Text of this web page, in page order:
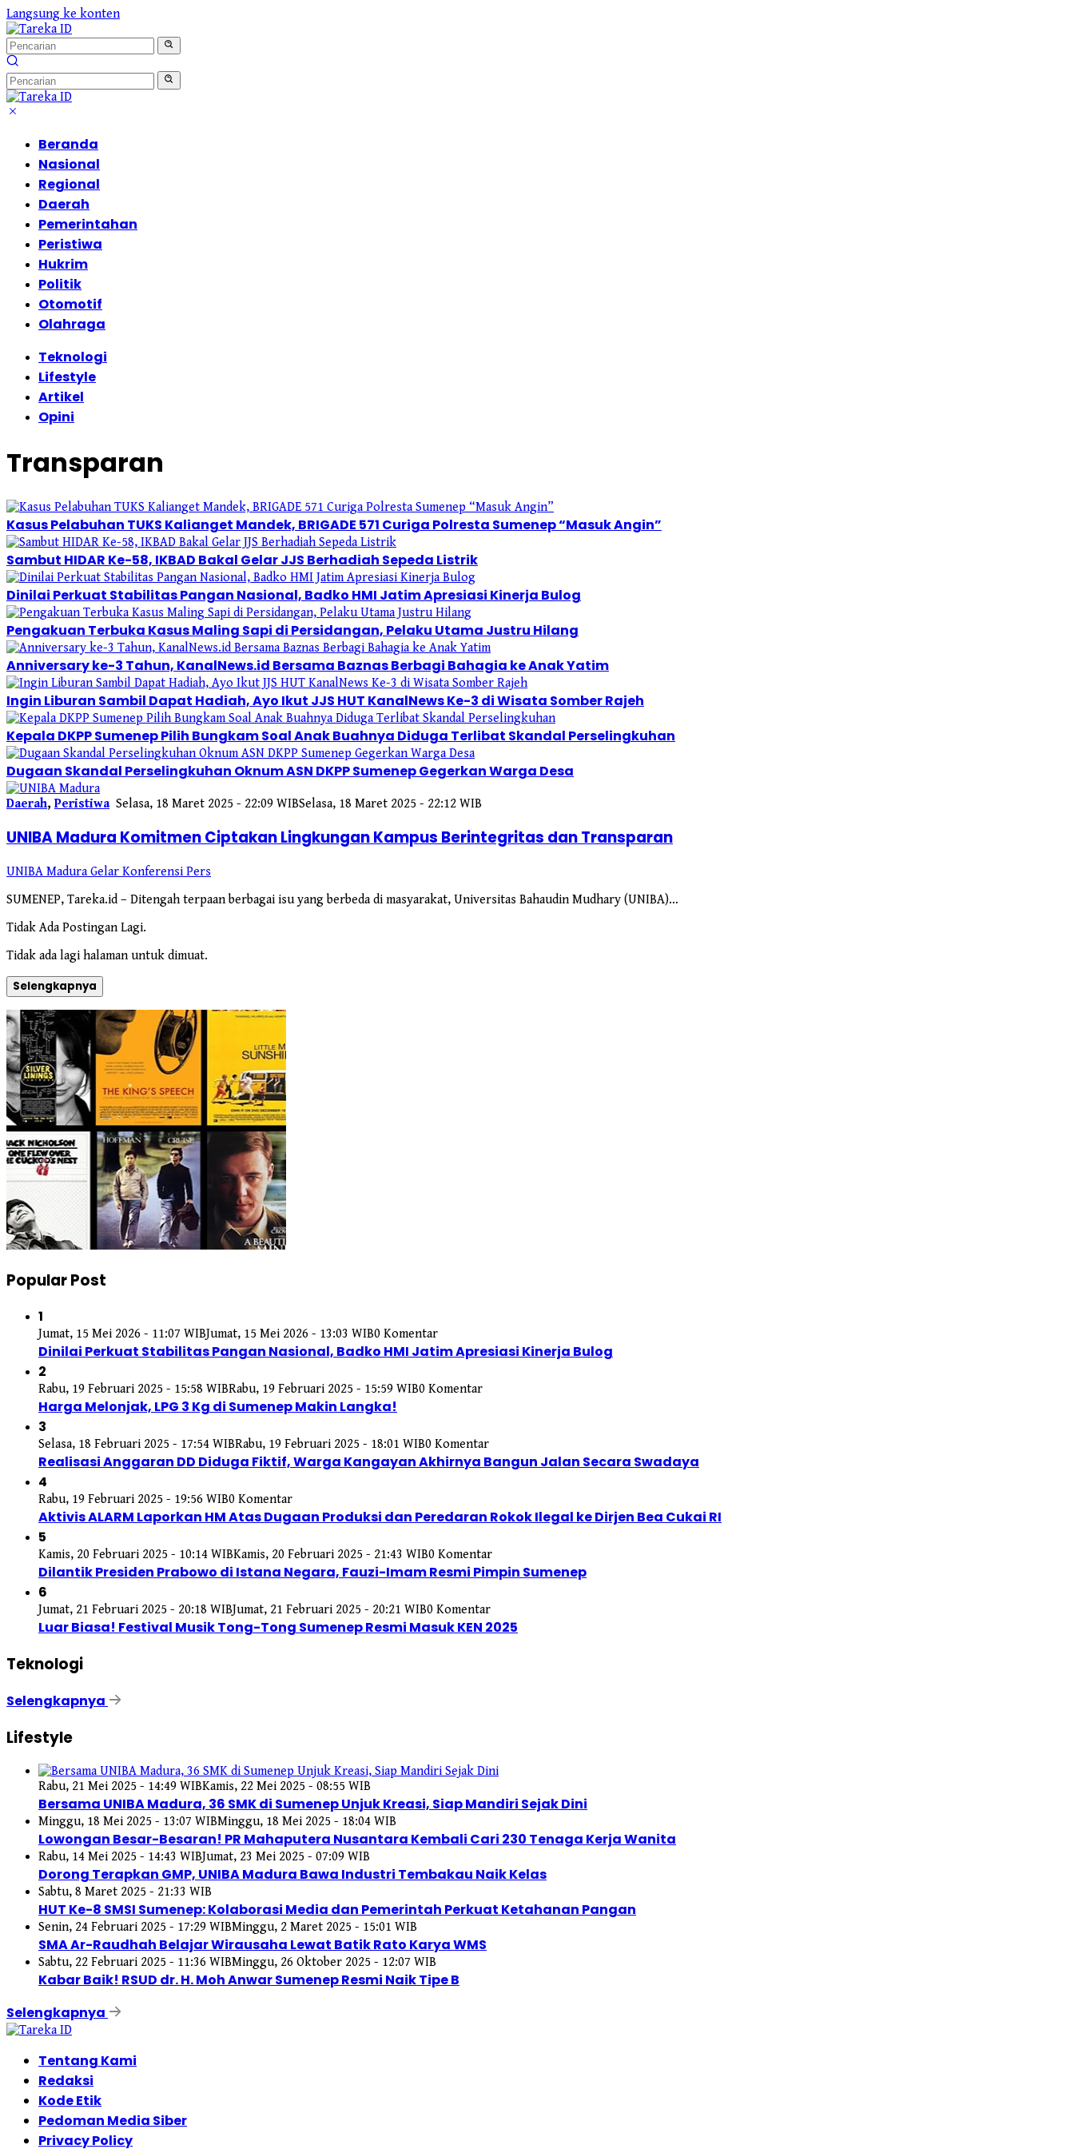
Langsung ke konten
Beranda
Nasional
Regional
Daerah
Pemerintahan
Peristiwa
Hukrim
Politik
Otomotif
Olahraga
Teknologi
Lifestyle
Artikel
Opini
Transparan
Kasus Pelabuhan TUKS Kalianget Mandek, BRIGADE 571 Curiga Polresta Sumenep “Masuk Angin”
Sambut HIDAR Ke-58, IKBAD Bakal Gelar JJS Berhadiah Sepeda Listrik
Dinilai Perkuat Stabilitas Pangan Nasional, Badko HMI Jatim Apresiasi Kinerja Bulog
Pengakuan Terbuka Kasus Maling Sapi di Persidangan, Pelaku Utama Justru Hilang
Anniversary ke-3 Tahun, KanalNews.id Bersama Baznas Berbagi Bahagia ke Anak Yatim
Ingin Liburan Sambil Dapat Hadiah, Ayo Ikut JJS HUT KanalNews Ke-3 di Wisata Somber Rajeh
Kepala DKPP Sumenep Pilih Bungkam Soal Anak Buahnya Diduga Terlibat Skandal Perselingkuhan
Dugaan Skandal Perselingkuhan Oknum ASN DKPP Sumenep Gegerkan Warga Desa
Daerah, Peristiwa Selasa, 18 Maret 2025 - 22:09 WIBSelasa, 18 Maret 2025 - 22:12 WIB
UNIBA Madura Komitmen Ciptakan Lingkungan Kampus Berintegritas dan Transparan
UNIBA Madura Gelar Konferensi Pers
SUMENEP, Tareka.id – Ditengah terpaan berbagai isu yang berbeda di masyarakat, Universitas Bahaudin Mudhary (UNIBA)…
Tidak Ada Postingan Lagi.
Tidak ada lagi halaman untuk dimuat.
Selengkapnya
Popular Post
1
Jumat, 15 Mei 2026 - 11:07 WIBJumat, 15 Mei 2026 - 13:03 WIB0 Komentar
Dinilai Perkuat Stabilitas Pangan Nasional, Badko HMI Jatim Apresiasi Kinerja Bulog
2
Rabu, 19 Februari 2025 - 15:58 WIBRabu, 19 Februari 2025 - 15:59 WIB0 Komentar
Harga Melonjak, LPG 3 Kg di Sumenep Makin Langka!
3
Selasa, 18 Februari 2025 - 17:54 WIBRabu, 19 Februari 2025 - 18:01 WIB0 Komentar
Realisasi Anggaran DD Diduga Fiktif, Warga Kangayan Akhirnya Bangun Jalan Secara Swadaya
4
Rabu, 19 Februari 2025 - 19:56 WIB0 Komentar
Aktivis ALARM Laporkan HM Atas Dugaan Produksi dan Peredaran Rokok Ilegal ke Dirjen Bea Cukai RI
5
Kamis, 20 Februari 2025 - 10:14 WIBKamis, 20 Februari 2025 - 21:43 WIB0 Komentar
Dilantik Presiden Prabowo di Istana Negara, Fauzi-Imam Resmi Pimpin Sumenep
6
Jumat, 21 Februari 2025 - 20:18 WIBJumat, 21 Februari 2025 - 20:21 WIB0 Komentar
Luar Biasa! Festival Musik Tong-Tong Sumenep Resmi Masuk KEN 2025
Teknologi
Selengkapnya
Lifestyle
Rabu, 21 Mei 2025 - 14:49 WIBKamis, 22 Mei 2025 - 08:55 WIB
Bersama UNIBA Madura, 36 SMK di Sumenep Unjuk Kreasi, Siap Mandiri Sejak Dini
Minggu, 18 Mei 2025 - 13:07 WIBMinggu, 18 Mei 2025 - 18:04 WIB
Lowongan Besar-Besaran! PR Mahaputera Nusantara Kembali Cari 230 Tenaga Kerja Wanita
Rabu, 14 Mei 2025 - 14:43 WIBJumat, 23 Mei 2025 - 07:09 WIB
Dorong Terapkan GMP, UNIBA Madura Bawa Industri Tembakau Naik Kelas
Sabtu, 8 Maret 2025 - 21:33 WIB
HUT Ke-8 SMSI Sumenep: Kolaborasi Media dan Pemerintah Perkuat Ketahanan Pangan
Senin, 24 Februari 2025 - 17:29 WIBMinggu, 2 Maret 2025 - 15:01 WIB
SMA Ar-Raudhah Belajar Wirausaha Lewat Batik Rato Karya WMS
Sabtu, 22 Februari 2025 - 11:36 WIBMinggu, 26 Oktober 2025 - 12:07 WIB
Kabar Baik! RSUD dr. H. Moh Anwar Sumenep Resmi Naik Tipe B
Selengkapnya
Tentang Kami
Redaksi
Kode Etik
Pedoman Media Siber
Privacy Policy